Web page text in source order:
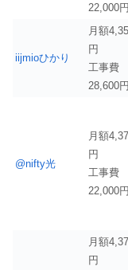
22,000円
iijmioひかり
月額
円
工事費
28,600円
@nifty光
月額
円
工事費
22,000円
月額
円